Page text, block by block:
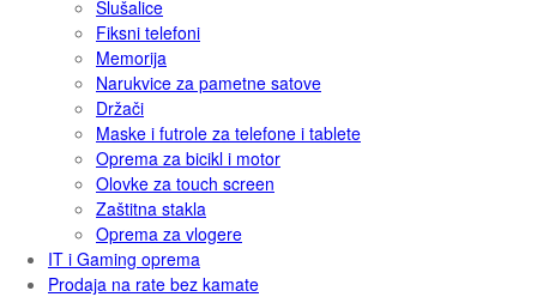
Slušalice
Fiksni telefoni
Memorija
Narukvice za pametne satove
Držači
Maske i futrole za telefone i tablete
Oprema za bicikl i motor
Olovke za touch screen
Zaštitna stakla
Oprema za vlogere
IT i Gaming oprema
Prodaja na rate bez kamate